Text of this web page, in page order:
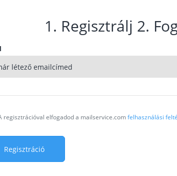
1. Regisztrálj 2.
regisztrációval elfogadod a mailservice.comfelhasználási
Regisztráció